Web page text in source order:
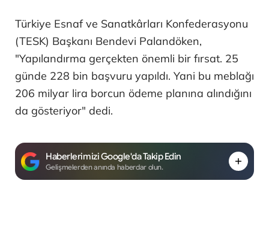
Türkiye Esnaf ve Sanatkârları Konfederasyonu
(TESK) Başkanı Bendevi Palandöken,
"Yapılandırma gerçekten önemli bir fırsat. 25
günde 228 bin başvuru yapıldı. Yani bu meblağı
206 milyar lira borcun ödeme planına alındığını
da gösteriyor" dedi.
Haberlerimizi Google'da Takip Edin
Gelişmelerden anında haberdar olun.